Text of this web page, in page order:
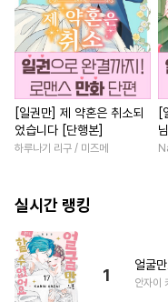
[일권만] 제 약혼은 취소되
었습니다 [단행본]
하루나기 리구 / 미즈메
[
실시간 랭킹
1
얼굴
안자이